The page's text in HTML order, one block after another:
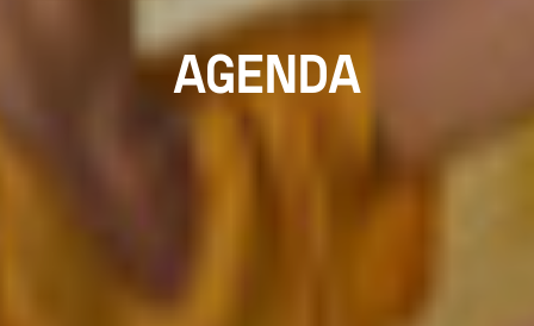
AGENDA